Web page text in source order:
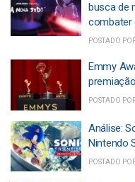
busca de
combater
POSTADO
Emmy
POSTADO
Análise:
Nintendo
POSTADO